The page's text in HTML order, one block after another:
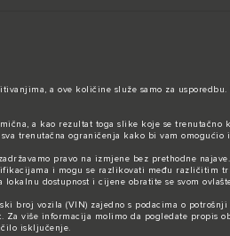
a ove količine služe samo za
a kao rezultat toga slike koje se trenutačno
trenutačna ograničenja kako bi vam
pravo na izmjene bez prethodne
i mogu se razlikovati među različitim
dostupnost i cijene obratite se svom
broj vozila (VIN) zajedno s podacima o
Za više informacija molimo da pogledate propis
isključenje.